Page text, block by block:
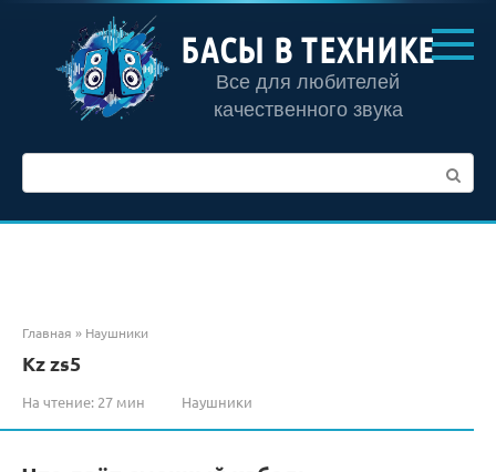
контенту
БАСЫ В ТЕХНИКЕ
Все для любителей
качественного звука
Главная » Наушники
Kz zs5
На чтение: 27 мин Наушники